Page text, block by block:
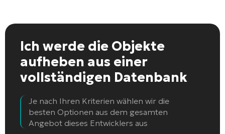
Ich werde die Objekte
aufheben aus einer
vollständigen Datenbank
Je nach Ihren Kriterien wählen wir die
besten Optionen aus dem gesamten
Angebot dieses Entwicklers aus